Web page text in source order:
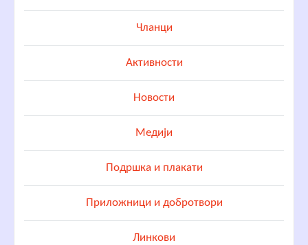
Чланци
Активности
Новости
Медији
Подршка и плакати
Приложници и добротвори
Линкови